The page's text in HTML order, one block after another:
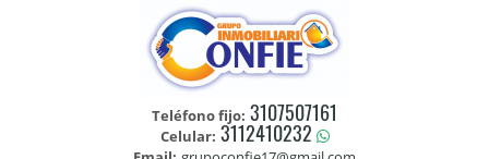
Teléfono fijo: 3107507161
Celular: 3112410232